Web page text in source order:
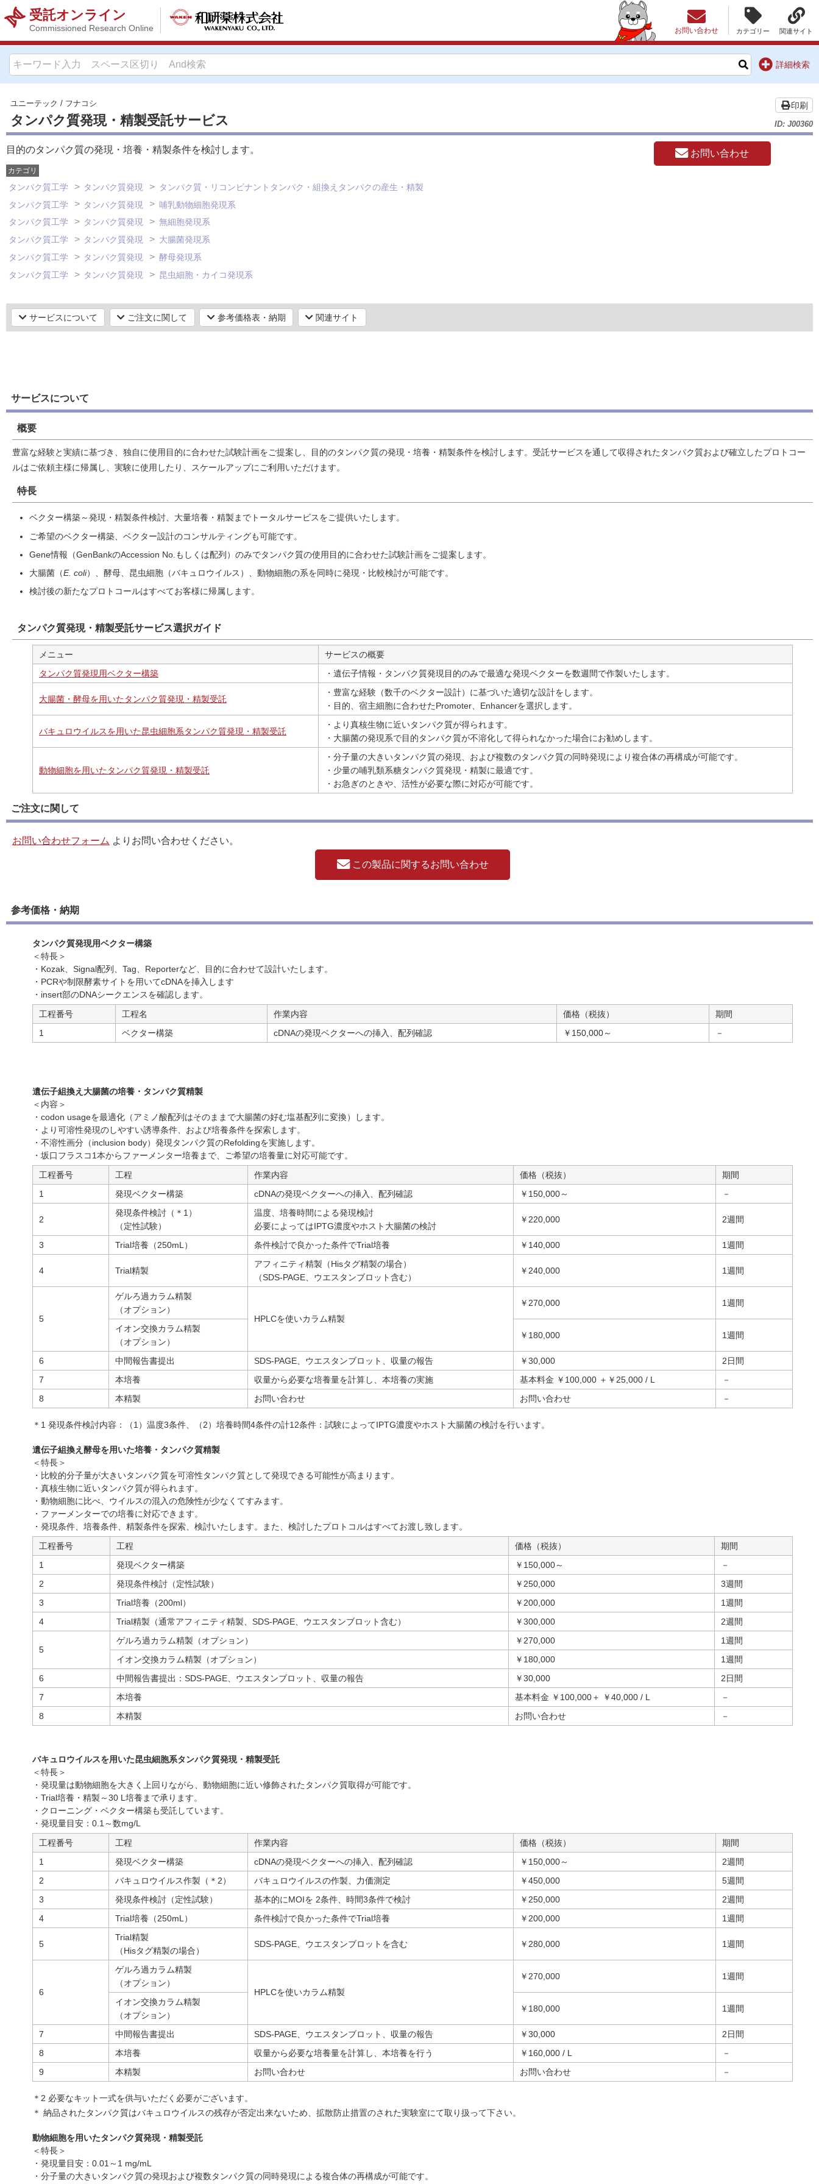
受託オンライン
Commissioned Research Online カテゴリー 関連サイト
お問い合わせ
詳細検索
ユニーテック / フナコシ
タンパク質発現・精製受託サービス ID: J00360
印刷
目的のタンパク質の発現・培養・精製条件を検討します。 お問い合わせ
カテゴリ
タンパク質工学 タンパク質発現
タンパク質・リコンビナントタンパク・組換えタンパクの産生・精製
タンパク質工学
タンパク質発現
哺乳動物細胞発現系
タンパク質工学
タンパク質発現
無細胞発現系
タンパク質工学
タンパク質発現
大腸菌発現系
タンパク質工学
タンパク質発現
酵母発現系
タンパク質工学
タンパク質発現 昆虫細胞・カイコ発現系
サービスについて ご注文に関して 参考価格表・納期 関連サイト
サービスについて
概要
豊富な経験と実績に基づき、独自に使用目的に合わせた試験計画をご提案し、目的のタンパク質の発現・培養・精製条件を検討します。受託サービスを通して収得されたタンパク質および確立したプロトコー
ルはご依頼主様に帰属し、実験に使用したり、スケールアップにご利用いただけます。
特長
ベクター構築～発現・精製条件検討、大量培養・精製までトータルサービスをご提供いたします。
ご希望のベクター構築、ベクター設計のコンサルティングも可能です。
Gene情報（GenBankのAccession No.もしくは配列）のみでタンパク質の使用目的に合わせた試験計画をご提案します。
大腸菌（E. coli）、酵母、昆虫細胞（バキュロウイルス）、動物細胞の系を同時に発現・比較検討が可能です。
検討後の新たなプロトコールはすべてお客様に帰属します。
タンパク質発現・精製受託サービス選択ガイド
メニュー
サービスの概要
タンパク質発現用ベクター構築
・遺伝子情報・タンパク質発現目的のみで最適な発現ベクターを数週間で作製いたします。
大腸菌・酵母を用いたタンパク質発現・精製受託
・豊富な経験（数千のベクター設計）に基づいた適切な設計をします。
・目的、宿主細胞に合わせたPromoter、Enhancerを選択します。
バキュロウイルスを用いた昆虫細胞系タンパク質発現・精製受託
・より真核生物に近いタンパク質が得られます。
・大腸菌の発現系で目的タンパク質が不溶化して得られなかった場合にお勧めします。
動物細胞を用いたタンパク質発現・精製受託
・分子量の大きいタンパク質の発現、および複数のタンパク質の同時発現により複合体の再構成が可能です。
・少量の哺乳類系糖タンパク質発現・精製に最適です。
・お急ぎのときや、活性が必要な際に対応が可能です。
ご注文に関して
お問い合わせフォーム よりお問い合わせください。
この製品に関するお問い合わせ
参考価格・納期
タンパク質発現用ベクター構築
＜特長＞
・Kozak、Signal配列、Tag、Reporterなど、目的に合わせて設計いたします。
・PCRや制限酵素サイトを用いてcDNAを挿入します
・insert部のDNAシークエンスを確認します。
工程番号
工程名 作業内容 価格（税抜）
期間
1
ベクター構築 cDNAの発現ベクターへの挿入、配列確認 ￥150,000～ －
遺伝子組換え大腸菌の培養・タンパク質精製
＜内容＞
・codon usageを最適化（アミノ酸配列はそのままで大腸菌の好む塩基配列に変換）します。
・より可溶性発現のしやすい誘導条件、および培養条件を探索します。
・不溶性画分（inclusion body）発現タンパク質のRefoldingを実施します。
・坂口フラスコ1本からファーメンター培養まで、ご希望の培養量に対応可能です。
工程番号
工程 作業内容 価格（税抜）
期間
1
発現ベクター構築 cDNAの発現ベクターへの挿入、配列確認 ￥150,000～ －
2
発現条件検討（＊1）
（定性試験）
温度、培養時間による発現検討
必要によってはIPTG濃度やホスト大腸菌の検討
￥220,000 2週間
3 Trial培養（250mL） 条件検討で良かった条件でTrial培養 ￥140,000 1週間
4 Trial精製
アフィニティ精製（Hisタグ精製の場合）
（SDS-PAGE、ウエスタンブロット含む）
￥240,000 1週間
5
ゲルろ過カラム精製
（オプション）
HPLCを使いカラム精製
￥270,000 1週間
イオン交換カラム精製
（オプション）
￥180,000 1週間
6 中間報告書提出 SDS-PAGE、ウエスタンブロット、収量の報告 ￥30,000
2日間
7
本培養 収量から必要な培養量を計算し、本培養の実施 基本料金 ￥100,000 ＋￥25,000 / L
－
8
本精製 お問い合わせ お問い合わせ －
＊1 発現条件検討内容：（1）温度3条件、（2）培養時間4条件の計12条件：試験によってIPTG濃度やホスト大腸菌の検討を行います。
遺伝子組換え酵母を用いた培養・タンパク質精製
＜特長＞
・比較的分子量が大きいタンパク質を可溶性タンパク質として発現できる可能性が高まります。
・真核生物に近いタンパク質が得られます。
・動物細胞に比べ、ウイルスの混入の危険性が少なくてすみます。
・ファーメンターでの培養に対応できます。
・発現条件、培養条件、精製条件を探索、検討いたします。また、検討したプロトコルはすべてお渡し致します。
工程番号
工程 価格（税抜）
期間
1
発現ベクター構築 ￥150,000～
－
2
発現条件検討（定性試験） ￥250,000
3週間
3
Trial培養（200ml） ￥200,000
1週間
4
Trial精製（通常アフィニティ精製、SDS-PAGE、ウエスタンブロット含む） ￥300,000 2週間
5
ゲルろ過カラム精製（オプション） ￥270,000
1週間
イオン交換カラム精製（オプション）
￥180,000
1週間
6
中間報告書提出：SDS-PAGE、ウエスタンブロット、収量の報告 ￥30,000
2日間
7
本培養 基本料金 ￥100,000＋ ￥40,000 / L
－
8
本精製 お問い合わせ －
バキュロウイルスを用いた昆虫細胞系タンパク質発現・精製受託
＜特長＞
・発現量は動物細胞を大きく上回りながら、動物細胞に近い修飾されたタンパク質取得が可能です。
・Trial培養・精製～30 L培養まで承ります。
・クローニング・ベクター構築も受託しています。
・発現量目安：0.1～数mg/L
工程番号
工程 作業内容 価格（税抜）
期間
1
発現ベクター構築 cDNAの発現ベクターへの挿入、配列確認 ￥150,000～
2週間
2
バキュロウイルス作製（＊2） バキュロウイルスの作製、力価測定 ￥450,000
5週間
3
発現条件検討（定性試験） 基本的にMOIを 2条件、時間3条件で検討 ￥250,000
2週間
4
Trial培養（250mL） 条件検討で良かった条件でTrial培養 ￥200,000 1週間
5
Trial精製
（Hisタグ精製の場合）
SDS-PAGE、ウエスタンブロットを含む ￥280,000 1週間
6
ゲルろ過カラム精製
（オプション）
HPLCを使いカラム精製
￥270,000 1週間
イオン交換カラム精製
（オプション）
￥180,000 1週間
7 中間報告書提出 SDS-PAGE、ウエスタンブロット、収量の報告 ￥30,000
2日間
8
本培養 収量から必要な培養量を計算し、本培養を行う ￥160,000 / L
－
9
本精製 お問い合わせ お問い合わせ －
＊2 必要なキット一式を供与いただく必要がございます。
＊ 納品されたタンパク質はバキュロウイルスの残存が否定出来ないため、拡散防止措置のされた実験室にて取り扱って下さい。
動物細胞を用いたタンパク質発現・精製受託
＜特長＞
・発現量目安：0.01～1 mg/mL
・分子量の大きいタンパク質の発現および複数タンパク質の同時発現による複合体の再構成が可能です。